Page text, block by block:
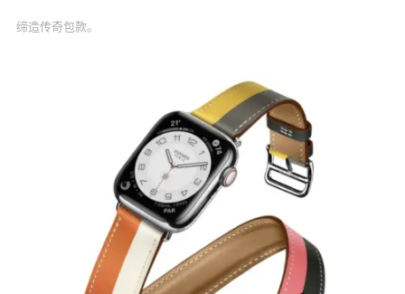
缔造传奇包款。